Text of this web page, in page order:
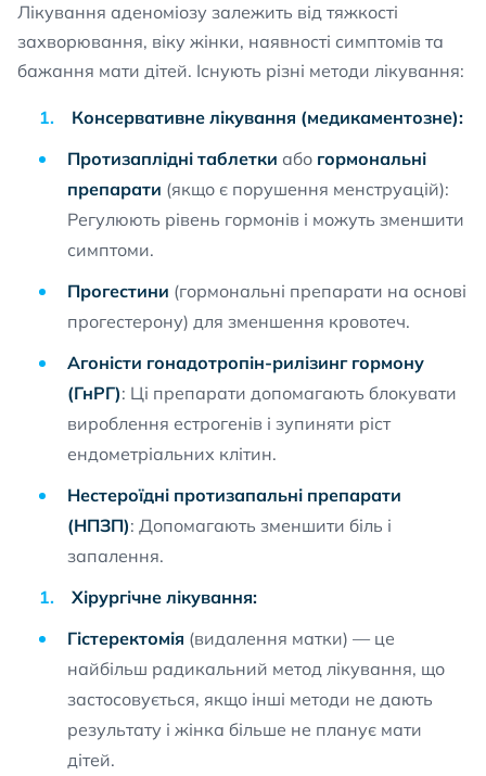
Лікування аденоміозу залежить від тяжкості
захворювання, віку жінки, наявності симптомів та
бажання мати дітей. Існують різні методи лікування:
Консервативне лікування (медикаментозне):
Протизаплідні таблетки або гормональні
препарати (якщо є порушення менструацій):
Регулюють рівень гормонів і можуть зменшити
симптоми.
Прогестини (гормональні препарати на основі
прогестерону) для зменшення кровотеч.
Агоністи гонадотропін-рилізинг гормону
(ГнРГ): Ці препарати допомагають блокувати
вироблення естрогенів і зупиняти ріст
ендометріальних клітин.
Нестероїдні протизапальні препарати
(НПЗП): Допомагають зменшити біль і
запалення.
Хірургічне лікування:
Гістеректомія (видалення матки) — це
найбільш радикальний метод лікування, що
застосовується, якщо інші методи не дають
результату і жінка більше не планує мати
дітей.